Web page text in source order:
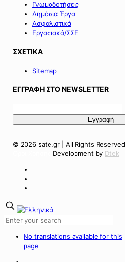
Γνωμοδοτήσεις
Δημόσια Έργα
Ασφαλιστικά
Εργασιακά/ΣΣΕ
ΣΧΕΤΙΚΑ
Sitemap
ΕΓΓΡΑΦΗ ΣΤΟ NEWSLETTER
© 2026 sate.gr | All Rights Reserved
Development by Dtek
No translations available for this
page